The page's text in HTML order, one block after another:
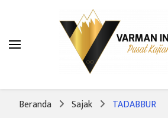
Varman
Pusat Kajian Sunda
Beranda Sajak TADABBUR